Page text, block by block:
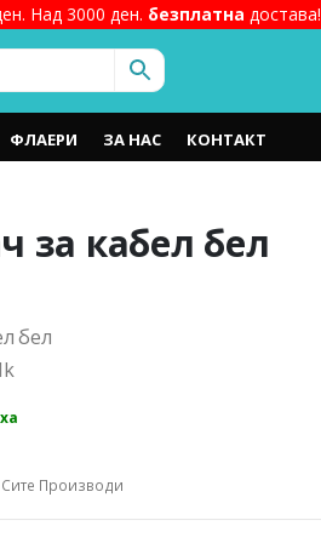
Над 3000 ден. безплатна достава!
ФЛАЕРИ ЗА НАС КОНТАКТ
за кабел бел
бел
Сите Производи